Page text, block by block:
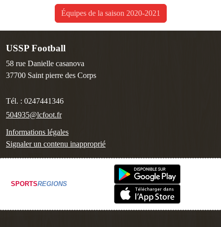
Équipes de la saison 2020-2021
USSP Football
58 rue Danielle casanova
37700 Saint pierre des Corps
Tél. : 0247441346
504935@lcfoot.fr
Informations légales
Signaler un contenu inapproprié
SPORTSREGIONS